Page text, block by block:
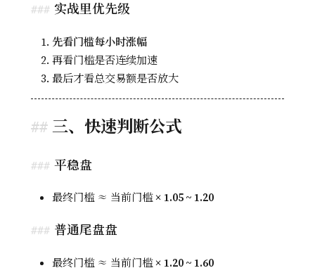
实战里优先级
先看门槛每小时涨幅
再看门槛是否连续加速
最后才看总交易额是否放大
三、快速判断公式
平稳盘
最终门槛 ≈ 当前门槛 × 1.05 ~ 1.20
普通尾盘盘
最终门槛 ≈ 当前门槛 × 1.20 ~ 1.60